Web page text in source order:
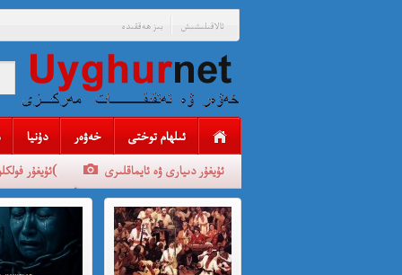
بىز ھەققىدە ئالاقىلىشىش
ئىلھام توختى خەۋەر دۇنيا
ئۇيغۇر دىيارى ۋە ئايماقلىرى ئۇيغۇر فولكلورلىرى(